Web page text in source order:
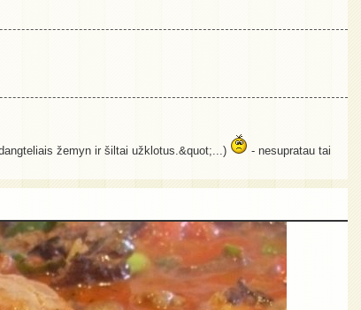
žemyn ir šiltai užklotus.&quot;...)
- nesupratau tai